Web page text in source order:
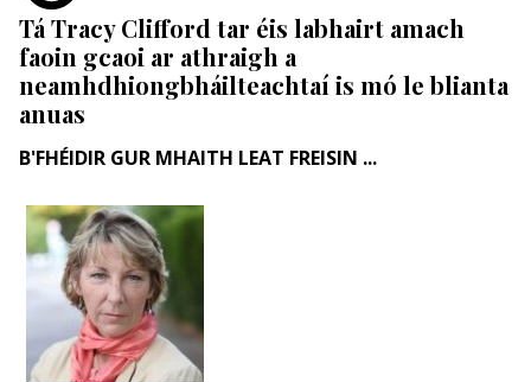
Tá Tracy Clifford tar éis labhairt amach
faoin gcaoi ar athraigh a
neamhdhiongbháilteachtaí is mó le blianta
anuas
B'FHÉIDIR GUR MHAITH LEAT FREISIN ...